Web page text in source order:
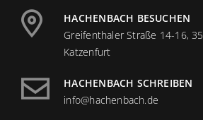
HACHENBACH BESUCHEN
Greifenthaler Straße 14-16,
Katzenfurt
HACHENBACH SCHREIBEN
info@hachenbach.de